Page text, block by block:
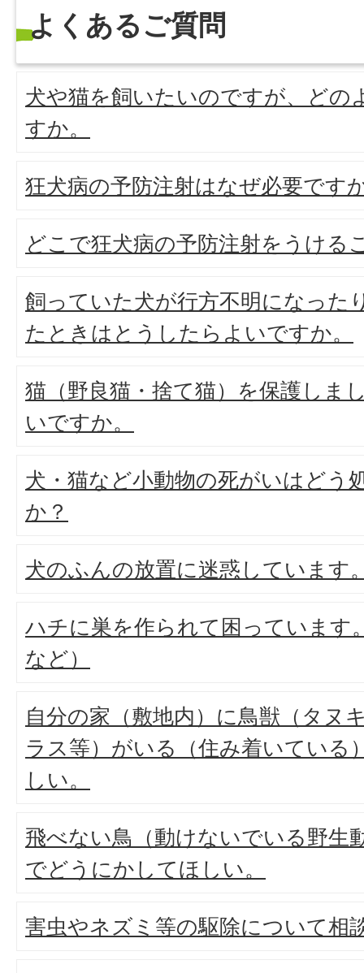
よくあるご質問
犬や猫を飼いたいのですが、どの
すか。
狂犬病の予防注射はなぜ必要です
どこで狂犬病の予防注射をうける
飼っていた犬が行方不明になった
たときはとうしたらよいですか。
猫（野良猫・捨て猫）を保護しま
いですか。
犬・猫など小動物の死がいはどう
か？
犬のふんの放置に迷惑しています
ハチに巣を作られて困っていま
など）
自分の家（敷地内）に鳥獣（タヌ
ラス等）がいる（住み着いている
しい。
飛べない鳥（動けないでいる野生
でどうにかしてほしい。
害虫やネズミ等の駆除について相